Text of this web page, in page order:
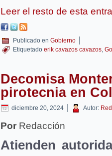
Leer el resto de esta
Publicado en Gobierno |
Etiquetado erik cavazos cavazos,
Decomisa
pirotecnia en
diciembre 20, 2024 | Autor:
Por Redacción
Atienden